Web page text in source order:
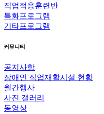
직업적응훈련반
특화프로그램
기타프로그램
커뮤니티
공지사항
장애인 직업재활시설 현황
월간행사
사진 갤러리
동영상